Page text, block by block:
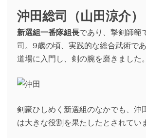
沖田総司（山田涼介）
新選組一番隊組長であり、撃剣師範
司。9歳の頃、実践的な総合武術で
道場に入門し、剣の腕を磨きました。
剣豪ひしめく新選組のなかでも、沖
は大きな役割を果たしたとされてい